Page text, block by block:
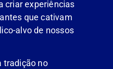
criar experiências
que cativam
alvo de nossos
tradição no